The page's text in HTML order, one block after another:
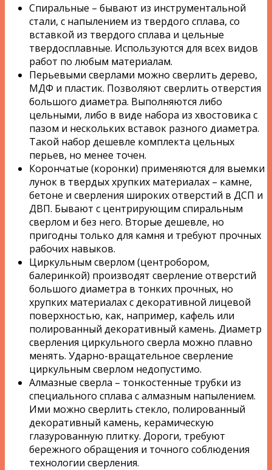
Спиральные – бывают из инструментальной
стали, с напылением из твердого сплава, со
вставкой из твердого сплава и цельные
твердосплавные. Используются для всех видов
работ по любым материалам.
Перьевыми сверлами можно сверлить дерево,
МДФ и пластик. Позволяют сверлить отверстия
большого диаметра. Выполняются либо
цельными, либо в виде набора из хвостовика с
пазом и нескольких вставок разного диаметра.
Такой набор дешевле комплекта цельных
перьев, но менее точен.
Корончатые (коронки) применяются для выемки
лунок в твердых хрупких материалах – камне,
бетоне и сверления широких отверстий в ДСП и
ДВП. Бывают с центрирующим спиральным
сверлом и без него. Вторые дешевле, но
пригодны только для камня и требуют прочных
рабочих навыков.
Циркульным сверлом (центробором,
балеринкой) производят сверление отверстий
большого диаметра в тонких прочных, но
хрупких материалах с декоративной лицевой
поверхностью, как, например, кафель или
полированный декоративный камень. Диаметр
сверления циркульного сверла можно плавно
менять. Ударно-вращательное сверление
циркульным сверлом недопустимо.
Алмазные сверла – тонкостенные трубки из
специального сплава с алмазным напылением.
Ими можно сверлить стекло, полированный
декоративный камень, керамическую
глазурованную плитку. Дороги, требуют
бережного обращения и точного соблюдения
технологии сверления.